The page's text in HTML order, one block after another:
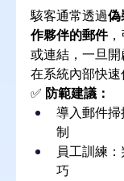
駭客通常透過偽
作夥伴的郵件，
或連結，一旦
在系統內部快速
✅ 防範建議：
導入郵件
制
員工訓練
巧